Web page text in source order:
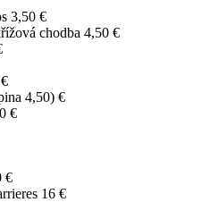
3,50 €
chodba 4,50 €
4,50) €
€
€
16 €